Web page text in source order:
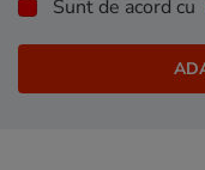
Sunt de acord cu